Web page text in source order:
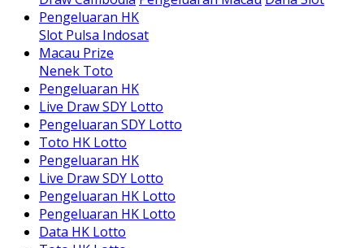
Pengeluaran HK
Slot Pulsa Indosat
Macau Prize
Nenek Toto
Pengeluaran HK
Live Draw SDY Lotto
Pengeluaran SDY Lotto
Toto HK Lotto
Pengeluaran HK
Live Draw SDY Lotto
Pengeluaran HK Lotto
Pengeluaran HK Lotto
Data HK Lotto